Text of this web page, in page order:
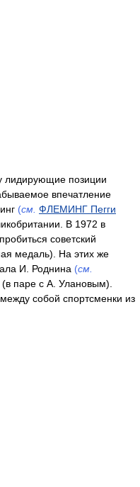
лидирующие позиции
впечатление
(см. ФЛЕМИНГ Пегги
В 1972 в
советский
медаль). На этих же
И. Роднина (см.
(в паре с А. Улановым).
собой спортсменки из